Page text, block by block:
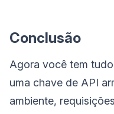
Conclusão
Agora você tem
uma chave de API
ambiente,